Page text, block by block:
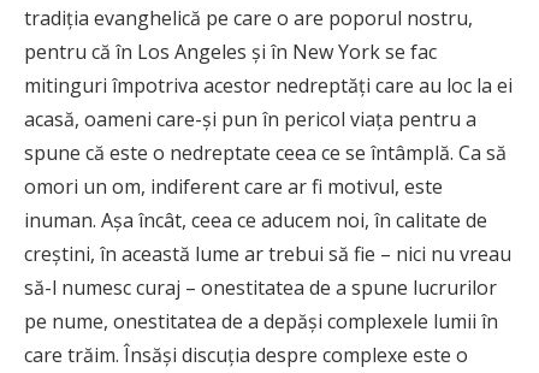
tradiţia evanghelică pe care o are poporul nostru,
pentru că în Los Angeles şi în New York se fac
mitinguri împotriva acestor nedreptăţi care au loc la ei
acasă, oameni care-şi pun în pericol viaţa pentru a
spune că este o nedreptate ceea ce se întâmplă. Ca să
omori un om, indiferent care ar fi motivul, este
inuman. Aşa încât, ceea ce aducem noi, în calitate de
creştini, în această lume ar trebui să fie – nici nu vreau
să-l numesc curaj – onestitatea de a spune lucrurilor
pe nume, onestitatea de a depăşi complexele lumii în
care trăim. Însăşi discuţia despre complexe este o